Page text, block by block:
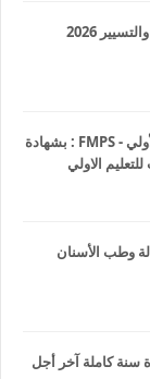
نتائج النهائية المدرسة الوطنية للتجارة والتسيير 2026
المؤسسة المغربية للنهوض بالتعليم الأولي - FMPS : بشهادة
الاولي
وطب الأسنان
كاملة آخر أجل